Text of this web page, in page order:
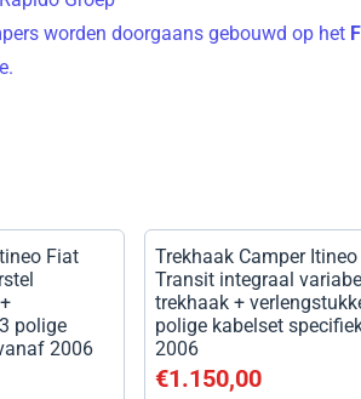
worden doorgaans gebouwd op het
Fiat
polige
2006
btw: 896,69
Trekhaak Camper Itineo
Transit integraal
trekhaak +
polige kabelset
2006
Prijs: 1 150,00, exclusief
€1.150,00